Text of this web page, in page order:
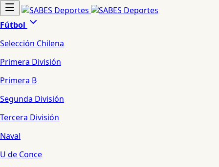
Fútbol
Selección Chilena
Primera División
Primera B
Segunda División
Tercera División
Naval
U de Conce